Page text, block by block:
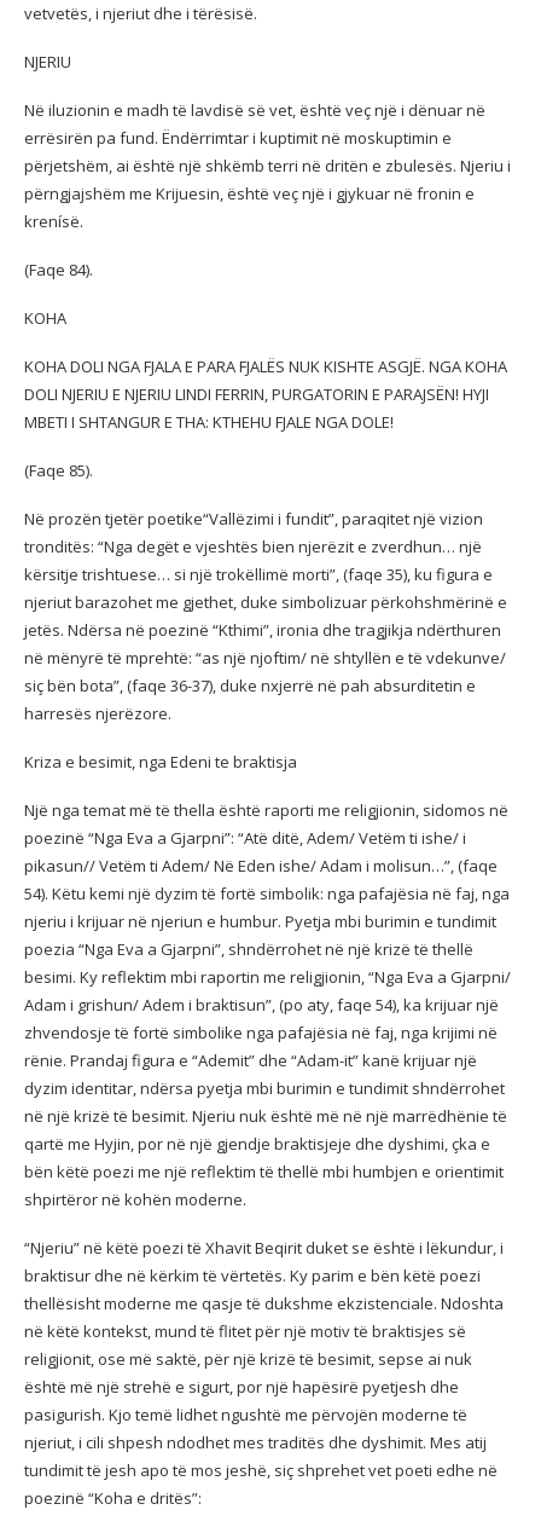
vetvetës, i njeriut dhe i tërësisë.
NJERIU
Në iluzionin e madh të lavdisë së vet, është veç një i dënuar në
errësirën pa fund. Ëndërrimtar i kuptimit në moskuptimin e
përjetshëm, ai është një shkëmb terri në dritën e zbulesës. Njeriu i
përngjajshëm me Krijuesin, është veç një i gjykuar në fronin e
krenísë.
(Faqe 84).
KOHA
KOHA DOLI NGA FJALA E PARA FJALËS NUK KISHTE ASGJË. NGA KOHA
DOLI NJERIU E NJERIU LINDI FERRIN, PURGATORIN E PARAJSËN! HYJI
MBETI I SHTANGUR E THA: KTHEHU FJALE NGA DOLE!
(Faqe 85).
Në prozën tjetër poetike“Vallëzimi i fundit”, paraqitet një vizion
tronditës: “Nga degët e vjeshtës bien njerëzit e zverdhun… një
kërsitje trishtuese… si një trokëllimë morti”, (faqe 35), ku figura e
njeriut barazohet me gjethet, duke simbolizuar përkohshmërinë e
jetës. Ndërsa në poezinë “Kthimi”, ironia dhe tragjikja ndërthuren
në mënyrë të mprehtë: “as një njoftim/ në shtyllën e të vdekunve/
siç bën bota”, (faqe 36-37), duke nxjerrë në pah absurditetin e
harresës njerëzore.
Kriza e besimit, nga Edeni te braktisja
Një nga temat më të thella është raporti me religjionin, sidomos në
poezinë “Nga Eva a Gjarpni”: “Atë ditë, Adem/ Vetëm ti ishe/ i
pikasun// Vetëm ti Adem/ Në Eden ishe/ Adam i molisun…”, (faqe
54). Këtu kemi një dyzim të fortë simbolik: nga pafajësia në faj, nga
njeriu i krijuar në njeriun e humbur. Pyetja mbi burimin e tundimit
poezia “Nga Eva a Gjarpni”, shndërrohet në një krizë të thellë
besimi. Ky reflektim mbi raportin me religjionin, “Nga Eva a Gjarpni/
Adam i grishun/ Adem i braktisun”, (po aty, faqe 54), ka krijuar një
zhvendosje të fortë simbolike nga pafajësia në faj, nga krijimi në
rënie. Prandaj figura e “Ademit” dhe “Adam-it” kanë krijuar një
dyzim identitar, ndërsa pyetja mbi burimin e tundimit shndërrohet
në një krizë të besimit. Njeriu nuk është më në një marrëdhënie të
qartë me Hyjin, por në një gjendje braktisjeje dhe dyshimi, çka e
bën këtë poezi me një reflektim të thellë mbi humbjen e orientimit
shpirtëror në kohën moderne.
“Njeriu” në këtë poezi të Xhavit Beqirit duket se është i lëkundur, i
braktisur dhe në kërkim të vërtetës. Ky parim e bën këtë poezi
thellësisht moderne me qasje të dukshme ekzistenciale. Ndoshta
në këtë kontekst, mund të flitet për një motiv të braktisjes së
religjionit, ose më saktë, për një krizë të besimit, sepse ai nuk
është më një strehë e sigurt, por një hapësirë pyetjesh dhe
pasigurish. Kjo temë lidhet ngushtë me përvojën moderne të
njeriut, i cili shpesh ndodhet mes traditës dhe dyshimit. Mes atij
tundimit të jesh apo të mos jeshë, siç shprehet vet poeti edhe në
poezinë “Koha e dritës”: